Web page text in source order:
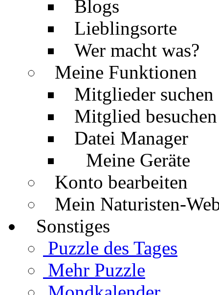
Blogs
Lieblingsorte
Wer macht was?
Meine Funktionen
Mitglieder suchen
Mitglied besuchen
Datei Manager
Meine Geräte
Konto bearbeiten
Mein Naturisten-
Sonstiges
Puzzle des Tages
Mehr Puzzle